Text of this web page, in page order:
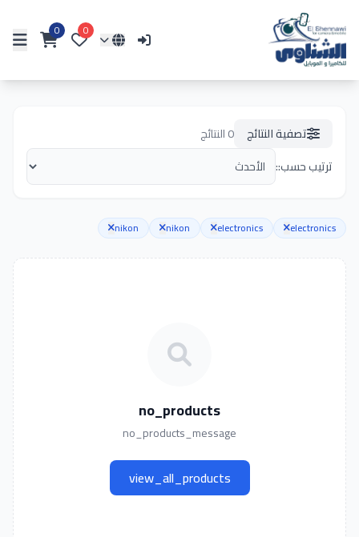
0
0
تصفية النتائج 0النتائج
ترتيب حسب::
electronics
electronics
nikon
nikon
no_products
no_products_message
view_all_products